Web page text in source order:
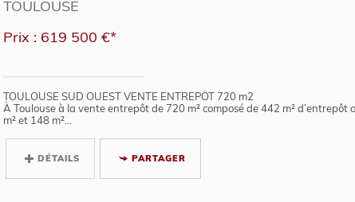
TOULOUSE
Prix : 619 500 €*
TOULOUSE SUD OUEST VENTE ENTREPÔT 720 m2
À Toulouse à la vente entrepôt de 720 m² composé de 442 m² d’entrepôt
m² et 148 m²...
DÉTAILS PARTAGER